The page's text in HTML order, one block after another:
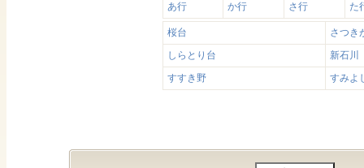
あ行 か行 さ行 た
桜台
さつき
しらとり台
新石川
すすき野
すみよ